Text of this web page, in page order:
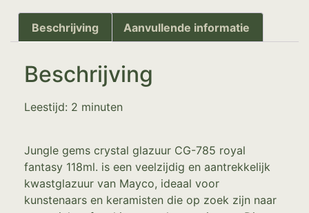
Beschrijving Aanvullende informatie
Beschrijving
Leestijd: 2 minuten
Jungle gems crystal glazuur CG-785 royal
fantasy 118ml. is een veelzijdig en aantrekkelijk
kwastglazuur van Mayco, ideaal voor
kunstenaars en keramisten die op zoek zijn naar